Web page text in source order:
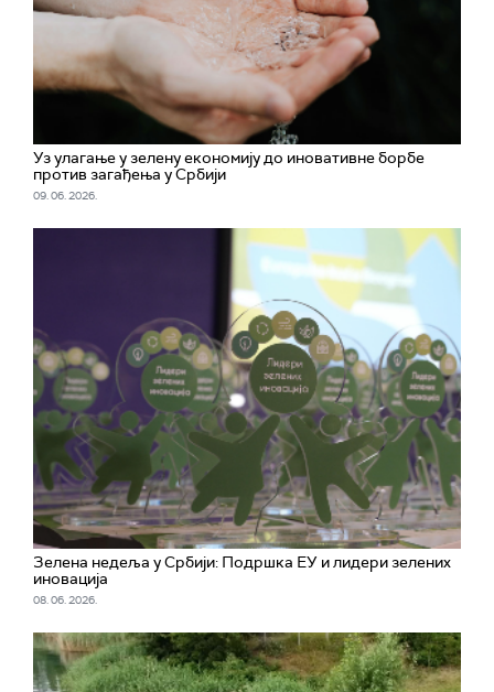
Уз улагање у зелену економију до иновативне борбе
против загађења у Србији
09. 06. 2026.
Зелена недеља у Србији: Подршка ЕУ и лидери зелених
иновација
08. 06. 2026.